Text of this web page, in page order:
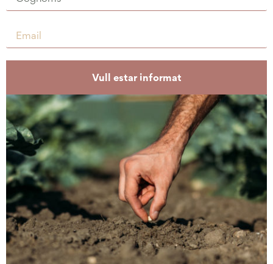
Vull estar informat